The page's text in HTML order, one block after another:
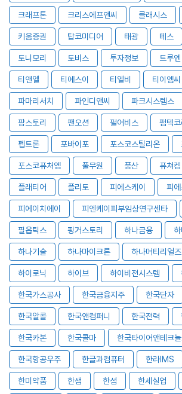
크래프톤 크리스에프앤씨 클래시스
키움증권 탑코미디어 태광 테스
토니모리 토비스 투자정보 트루엔
티앤엘 티에스이 티엘비 티이엠씨
파마리서치 파인디앤씨 파크시스템스
팜스토리 팬오션 펄어비스 펌텍
펩트론 포바이포 포스코스틸리온
포스코퓨처엠 풀무원 풍산 퓨쳐켐
플래티어 플리토 피에스케이 피
피에이치에이 피엔케이피부임상연구센타
필옵틱스 핑거스토리 하나금융
하나기술 하나마이크론 하나머티리얼즈
하이로닉 하이브 하이비젼시스템
한국가스공사 한국금융지주 한국단자
한국알콜 한국앤컴퍼니 한국전력
한국카본 한국콜마 한국타이어앤테크놀
한국항공우주 한글과컴퓨터 한라IMS
한미약품 한샘 한섬 한세실업